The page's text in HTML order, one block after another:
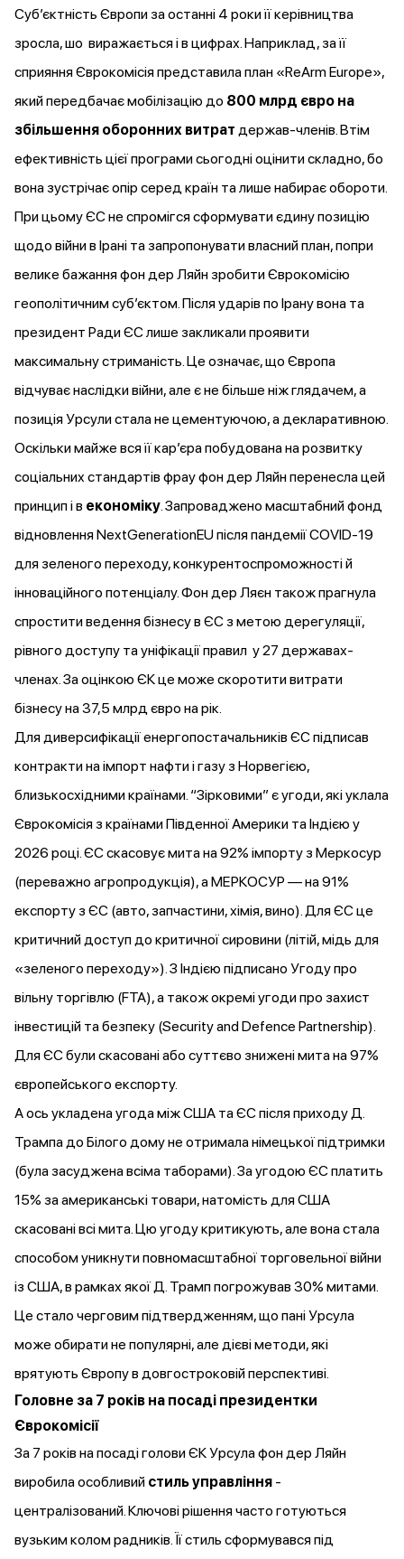
Субʼєктність Європи за останні 4 роки її керівництва
зросла, шо виражається і в цифрах. Наприклад, за її
сприяння Єврокомісіяпредставилаплан «ReArm Europe»,
який передбачає мобілізацію до 800 млрд євро на
збільшення оборонних витрат держав-членів. Втім
ефективність цієї програми сьогодні оцінити складно, бо
вона зустрічає опір серед країн та лише набирає обороти.
При цьому ЄС не спромігся сформувати єдину позицію
щодо війни в Ірані та запропонувати власний план, попри
велике бажання фон дер Ляйн зробити Єврокомісію
геополітичним суб’єктом. Після ударів по Ірану вона та
президент Ради ЄС лише закликалипроявити
максимальну стриманість. Це означає, що Європа
відчуває наслідки війни, але є не більше ніж глядачем, а
позиція Урсули стала не цементуючою, а декларативною.
Оскільки майже вся її карʼєра побудована на розвитку
соціальних стандартів фрау фон дер Ляйн перенесла цей
принцип і в економіку.Запроваджено масштабний фонд
відновлення NextGenerationEU після пандемії COVID-19
для зеленого переходу, конкурентоспроможності й
інноваційного потенціалу. Фон дер Ляєн такожпрагнула
спростити ведення бізнесу в ЄС з метою дерегуляції,
рівного доступу та уніфікації правил у 27 державах-
членах. За оцінкою ЄК це може скоротити витрати
бізнесу на 37,5 млрд євро на рік.
Для диверсифікації енергопостачальників ЄС підписав
контракти на імпорт нафти і газу з Норвегією,
близькосхідними країнами. “Зірковими” є угоди, які уклала
Єврокомісія з країнами Південної Америки та Індією у
2026 році. ЄСскасовуємита на 92% імпорту з Меркосур
(переважно агропродукція), а МЕРКОСУР — на 91%
експорту з ЄС (авто, запчастини, хімія, вино). Для ЄС це
критичний доступ до критичної сировини (літій, мідь для
«зеленого переходу»). З Індією підписано Угоду про
вільну торгівлю (FTA), а також окремі угоди про захист
інвестицій та безпеку (Security and Defence Partnership).
Для ЄС були скасовані або суттєво знижені мита на 97%
європейського експорту.
А ось укладена угода між США та ЄС після приходу Д.
Трампа до Білого дому не отримала німецької підтримки
(була засуджена всіма таборами). За угодою ЄСплатить
15% за американські товари, натомість для США
скасовані всі мита. Цю угоду критикують, але вона стала
способом уникнути повномасштабної торговельної війни
із США, в рамках якої Д. Трамп погрожував 30% митами.
Це стало черговим підтвердженням, що пані Урсула
може обирати не популярні, але дієві методи, які
врятують Європу в довгостроковій перспективі.
Головне за 7 років на посаді президентки
Єврокомісії
За 7 років на посаді голови ЄК Урсула фон дер Ляйн
виробила особливий стиль управління -
централізований. Ключові рішення часто готуються
вузьким колом радників. Її стиль сформувався під